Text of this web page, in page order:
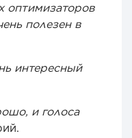
оптимизаторов
полезен в
интересный
и голоса